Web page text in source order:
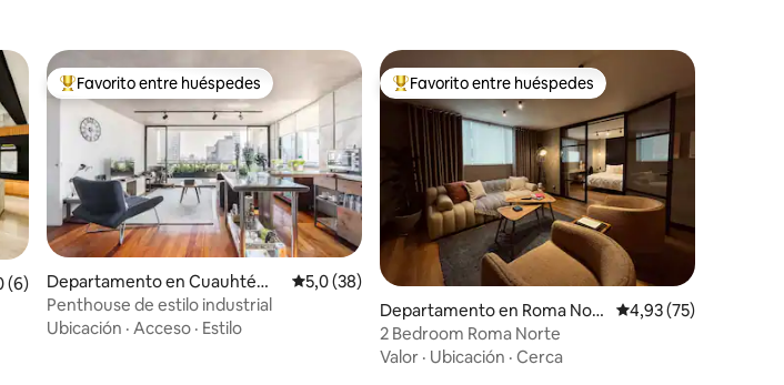
promedio: 5,0 de 5. 6 evaluaciones
(6)
Favorito entre los huéspedes más destacados
Favorito entre huéspedes
Departamento en Cuauhtémo
c
Calificación promedio: 5,0 de 5. 38 evaluaciones
5,0 (38)
Penthouse de estilo industrial
Ubicación · Acceso · Estilo
Favorito entre los huéspedes más destacados
Favorito entre huéspedes
Departamento en Roma Nort
e
Calificación
4,93 (75)
2 Bedroom Roma Norte
Valor · Ubicación · Cerca